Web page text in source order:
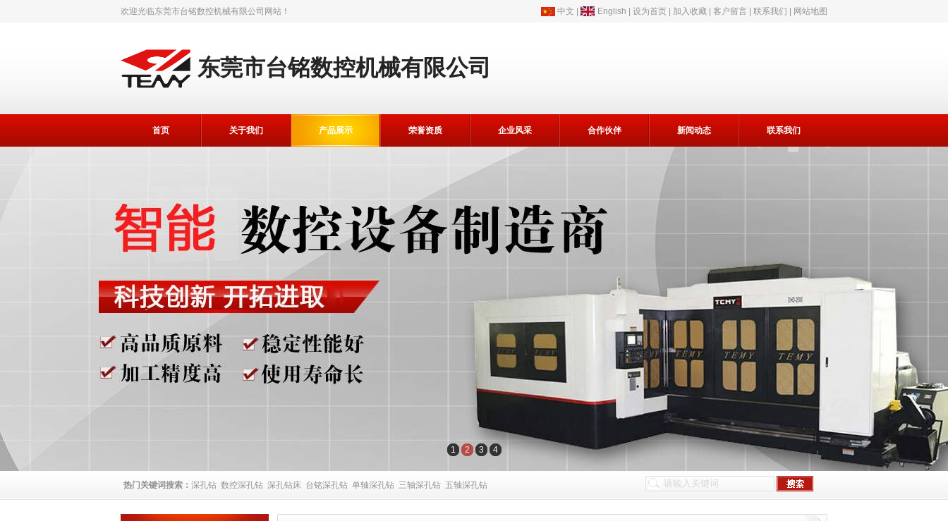
欢迎光临东莞市台铭数控机械有限公司 网站！ 中文 English 设为首页 加入收藏 客户留言 联系我们 网站地图
东莞市台铭数控机械有限公司
首页 关于我们 产品展示 荣誉资质 企业风采 合作伙伴 新闻动态 联系我们
1 2 3 4
热门关键词搜索： 深孔钻 数控深孔钻 深孔钻床 台铭深孔钻 单轴深孔钻 三轴深孔钻 五轴深孔钻